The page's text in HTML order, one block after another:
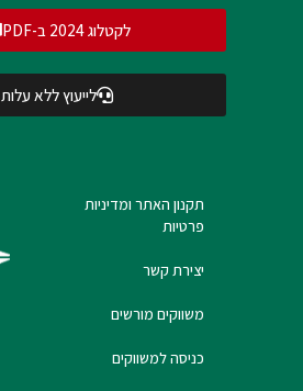
לקטלוג 2024 ב-PDF
לייעוץ ללא עלות
תקנון האתר ומדיניות
פרטיות
יצירת קשר
משווקים מורשים
כניסה למשווקים